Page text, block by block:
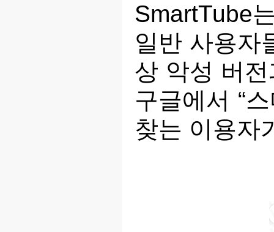
SmartTube
일반 사용자
상 악성 버
구글에서 “
찾는 이용자